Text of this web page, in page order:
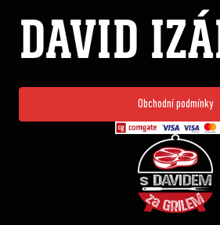
DAVID
Obchodní podmínky